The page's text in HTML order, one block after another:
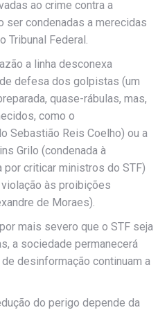
ao crime contra a
ser condenadas a merecidas
Tribunal Federal.
a linha desconexa
defesa dos golpistas (um
quase-rábulas, mas,
como o
Sebastião Reis Coelho) ou a
Grilo (condenada à
criticar ministros do STF)
às proibições
de Moraes).
mais severo que o STF seja
a sociedade permanecerá
desinformação continuam a
do perigo depende da